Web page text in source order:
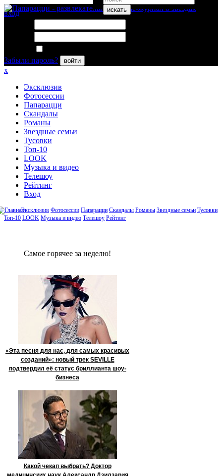
искать
вход
Забыли пароль?
войти
x
Эксклюзив
Фотосессии
Папарацци
Скандалы
Романы
Звездные семьи
Тусовки
Топ-10
LOOK
Музыка и видео
Телешоу
Рейтинг
Вход
Эксклюзив Фотосессии Папарацци Скандалы Романы Звездные семьи Тусовки
Топ-10 LOOK Музыка и видео Телешоу Рейтинг
Сaмое гoрячее за неделю!
«Эта песня для нас, для самых красивых
созданий»: новый трек SEVILLE
подтвердил её статус бриллианта шоу-
бизнеса
Какой чекап выбрать? Доктор